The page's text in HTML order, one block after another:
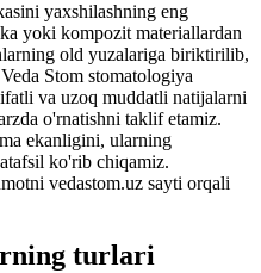
yaxshilashning eng
yoki kompozit materiallardan
old yuzalariga biriktirilib,
Stom stomatologiya
va uzoq muddatli natijalarni
o'rnatishni taklif etamiz.
ekanligini, ularning
ko'rib chiqamiz.
vedastom.uz sayti orqali
turlari